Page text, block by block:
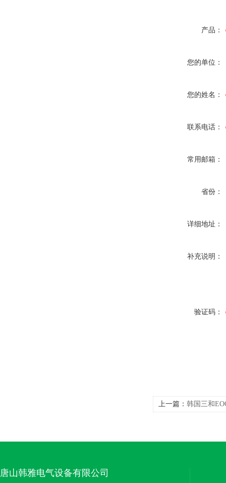
产品：
您的单位：
您的姓名：
联系电话：
常用邮箱：
省份：
详细地址：
补充说明：
验证码：
上一篇： 韩国三和
唐山韩雅电气设备有限公司